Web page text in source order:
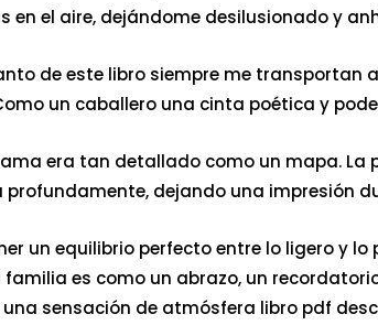
en el aire, dejándome desilusionado y
de este libro siempre me
un caballero una cinta poética y
era tan detallado como un mapa.
profundamente, dejando una impresión
un equilibrio perfecto entre lo ligero y
es como un abrazo, un
sensación de atmósfera libro pdf